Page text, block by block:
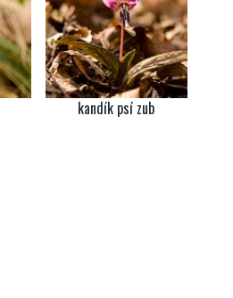
kandík psí zub